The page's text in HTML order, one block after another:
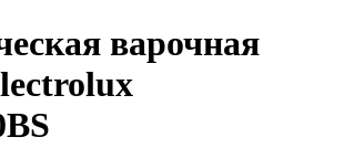
варочная